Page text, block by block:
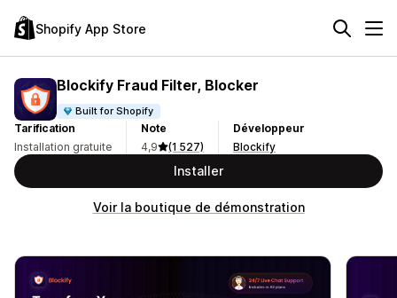
Shopify App Store
Blockify Fraud Filter, Blocker
Built for Shopify
Tarification
Installation gratuite
Note
4,9
(1 527)
Développeur
Blockify
Installer
Voir la boutique de démonstration